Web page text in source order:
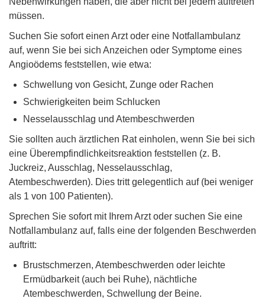
müssen.
Suchen Sie sofort einen Arzt oder eine Notfallambulanz
auf, wenn Sie bei sich Anzeichen oder Symptome eines
Angioödems feststellen, wie etwa:
Schwellung von Gesicht, Zunge oder Rachen
Schwierigkeiten beim Schlucken
Nesselausschlag und Atembeschwerden
Sie sollten auch ärztlichen Rat einholen, wenn Sie bei sich
eine Überempfindlichkeitsreaktion feststellen (z. B.
Juckreiz, Ausschlag, Nesselausschlag,
Atembeschwerden). Dies tritt gelegentlich auf (bei weniger
als 1 von 100 Patienten).
Sprechen Sie sofort mit Ihrem Arzt oder suchen Sie eine
Notfallambulanz auf, falls eine der folgenden Beschwerden
auftritt:
Brustschmerzen, Atembeschwerden oder leichte
Ermüdbarkeit (auch bei Ruhe), nächtliche
Atembeschwerden, Schwellung der Beine.